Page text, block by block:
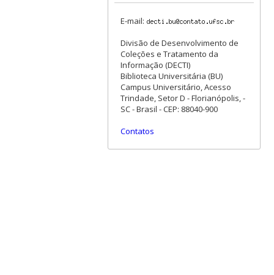
E-mail:
Divisão de Desenvolvimento de
Coleções e Tratamento da
Informação (DECTI)
Biblioteca Universitária (BU)
Campus Universitário, Acesso
Trindade, Setor D - Florianópolis, -
SC - Brasil - CEP: 88040-900
Contatos